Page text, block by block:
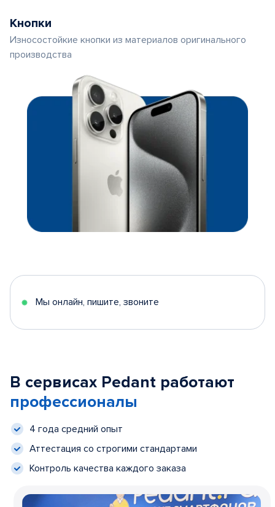
Кнопки
Износостойкие кнопки из материалов оригинального
производства
Мы онлайн, пишите, звоните
В сервисах Pedant работают
профессионалы
4 года средний опыт
Аттестация со строгими стандартами
Контроль качества каждого заказа